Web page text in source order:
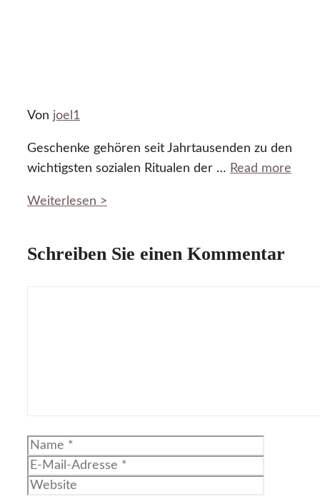
Von joel1
Geschenke gehören seit Jahrtausenden zu den
wichtigsten sozialen Ritualen der … Read more
Weiterlesen >
Schreiben Sie einen Kommentar
Name